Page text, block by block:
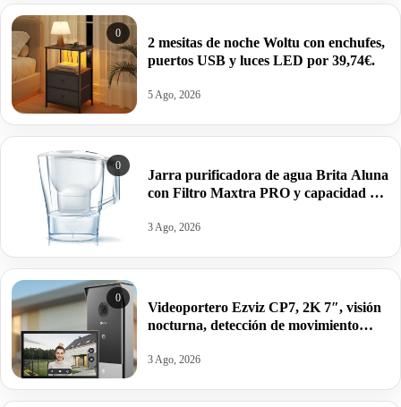
0
2 mesitas de noche Woltu con enchufes,
puertos USB y luces LED por 39,74€.
5 Ago, 2026
0
Jarra purificadora de agua Brita Aluna
con Filtro Maxtra PRO y capacidad de
3 Ago, 2026
0
Videoportero Ezviz CP7, 2K 7″, visión
nocturna, detección de movimiento
3 Ago, 2026